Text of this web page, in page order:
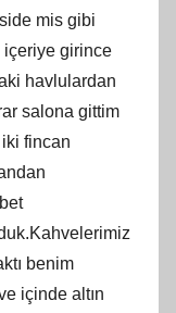
mis gibi
içeriye girince
havlulardan
salona gittim
fincan
benim
içinde altın